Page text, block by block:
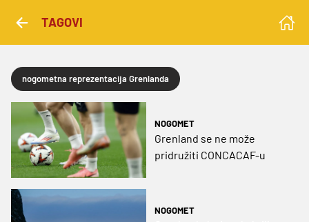
TAGOVI
nogometna reprezentacija Grenlanda
NOGOMET
Grenland se ne može
pridružiti CONCACAF-u
NOGOMET